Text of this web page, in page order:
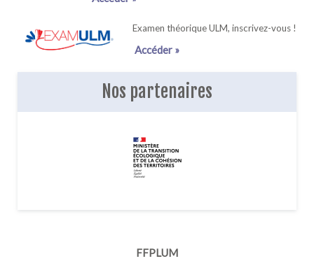
Examen théorique ULM, inscrivez-vous !
Accéder »
Nos partenaires
FFPLUM